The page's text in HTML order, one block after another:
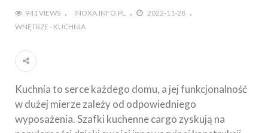
941 VIEWS INOXA.INFO.PL
2022-11-28
WNĘTRZE - KUCHNIA
Kuchnia to serce każdego domu, a jej funkcjonalność
w dużej mierze zależy od odpowiedniego
wyposażenia. Szafki kuchenne cargo zyskują na